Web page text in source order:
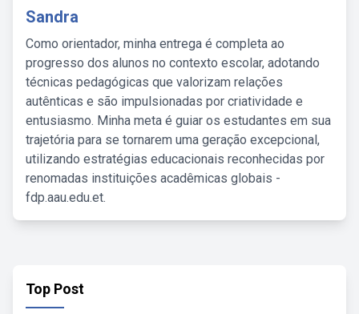
Sandra
Como orientador, minha entrega é completa ao
progresso dos alunos no contexto escolar, adotando
técnicas pedagógicas que valorizam relações
autênticas e são impulsionadas por criatividade e
entusiasmo. Minha meta é guiar os estudantes em sua
trajetória para se tornarem uma geração excepcional,
utilizando estratégias educacionais reconhecidas por
renomadas instituições acadêmicas globais -
fdp.aau.edu.et.
Top Post